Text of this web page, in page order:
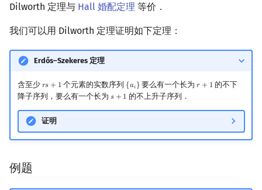
Dilworth 定理与 Hall 婚配定理 等价．
我们可以用 Dilworth 定理证明如下定理：
Erdős–Szekeres 定理
含至少 𝑟𝑠 + 1
rs+1 个元素的实数序列 {𝑎𝑖}
{ ai} 要么有一个长为𝑟 + 1
r+1
的不下
降子序列，要么有一个长为 𝑠 + 1
s+1 的不上升子序列．
证明
例题